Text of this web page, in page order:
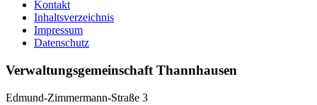
Kontakt
Inhaltsverzeichnis
Impressum
Datenschutz
Verwaltungsgemeinschaft Thannhausen
Edmund-Zimmermann-Straße 3